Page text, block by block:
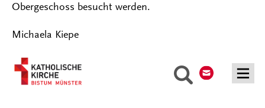
Suche
Obergeschoss besucht werden.
Michaela Kiepe